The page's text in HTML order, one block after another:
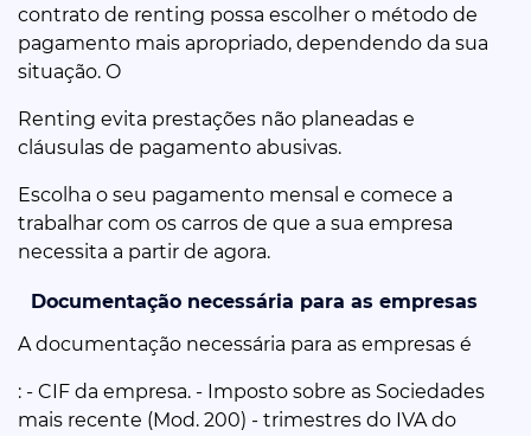
contrato de renting possa escolher o método de
pagamento mais apropriado, dependendo da sua
situação. O
Renting evita prestações não planeadas e
cláusulas de pagamento abusivas.
Escolha o seu pagamento mensal e comece a
trabalhar com os carros de que a sua empresa
necessita a partir de agora.
Documentação necessária para as empresas
A documentação necessária para as empresas é
: - CIF da empresa. - Imposto sobre as Sociedades
mais recente (Mod. 200) - trimestres do IVA do